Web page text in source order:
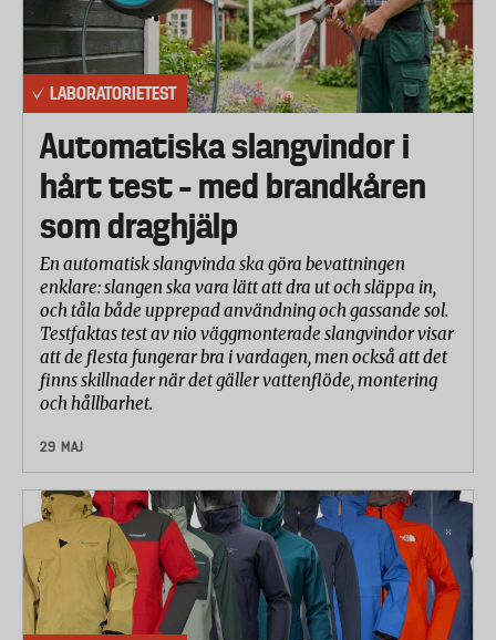
laboratoriet spelade upp inspelningar av barnskrik
och bakgrundsbuller (gräsklippare) i olika styrka. Ju
lägre barnskrik larmet uppfattar desto bättre. Ju
högre bakgrundsljud som barnenheten blockerar
desto bättre. Slutligen undersöktes hur väl
babylarmet prioriterar barnskrik över
bakgrundsljud. Det vill säga skillnaden mellan
ljudnivån där bakgrundsljudet blockerades och
ljudnivån där barnskriket släpptes igenom när man
väl har justerat in mikrofonkänsligheten så att
bakgrundsljuden inte längre hörs.
Betygsättning
Babylarmen har betygssatts på en skala från 1 till 5,
där 5 är bäst. De olika delmomenten har viktats
20 procent, räckvidd 25 procent, tålighet mot
radiostörningar 10 procent och mikrofonkänslighet
35 procent.
LABORATORIETEST
Automatiska slangvindor i
hårt test – med brandkåren
som draghjälp
En automatisk slangvinda ska göra bevattningen
enklare: slangen ska vara lätt att dra ut och släppa in,
och tåla både upprepad användning och gassande sol.
Testfaktas test av nio väggmonterade slangvindor visar
att de flesta fungerar bra i vardagen, men också att det
finns skillnader när det gäller vattenflöde, montering
och hållbarhet.
29 MAJ